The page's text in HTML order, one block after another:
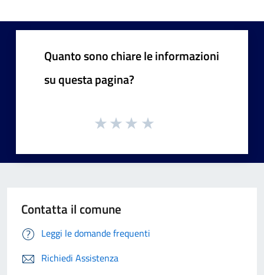
Quanto sono chiare le informazioni
su questa pagina?
Contatta il comune
Leggi le domande frequenti
Richiedi Assistenza